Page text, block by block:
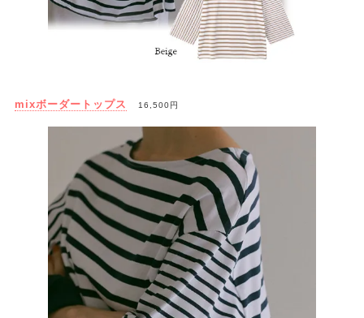
mixボーダートップス 16,500円